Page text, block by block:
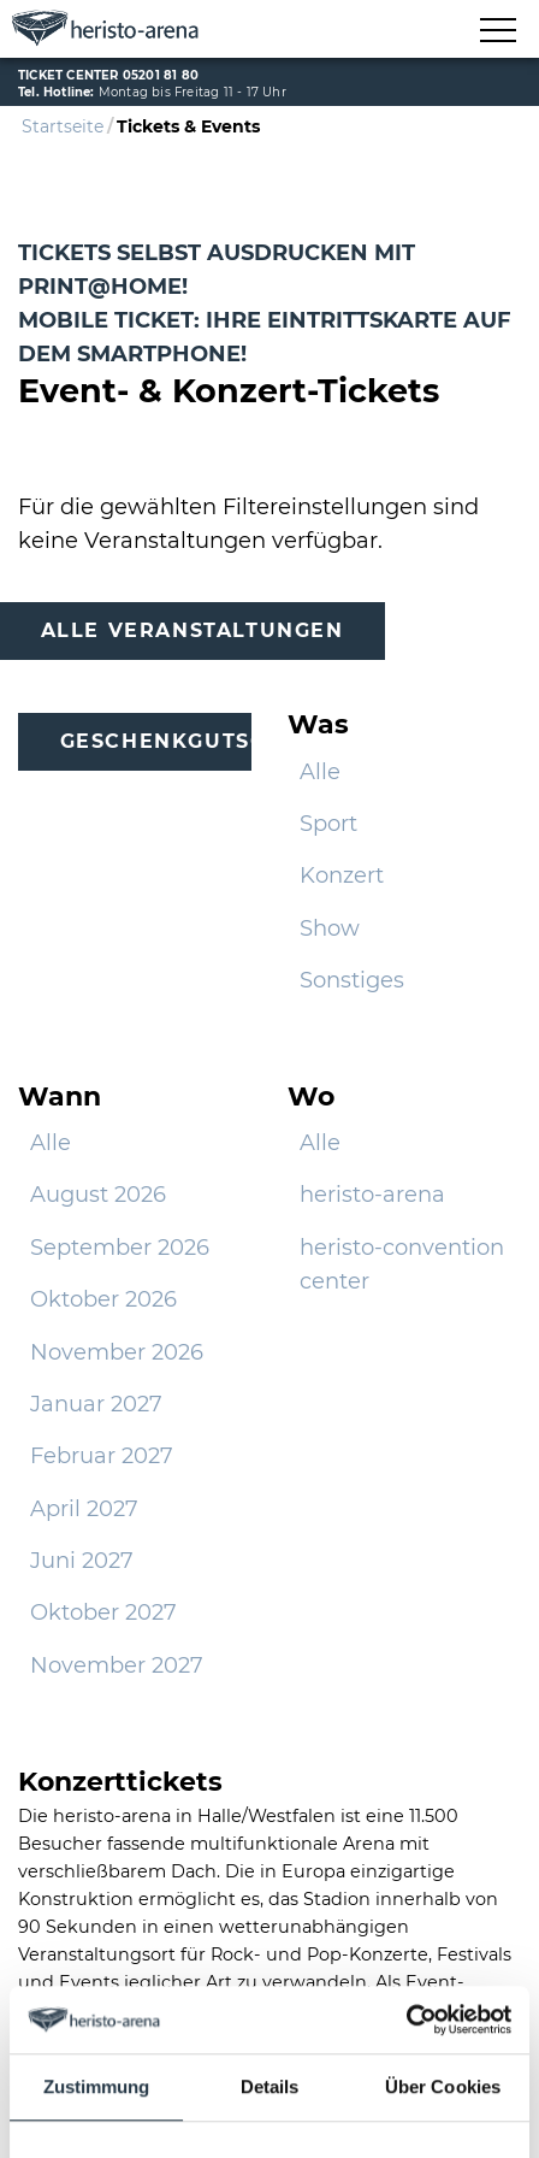
Zustimmung Details Über Cookies
TICKET CENTER 05201 81 80
Tel. Hotline: Montag bis Freitag 11 - 17 Uhr
Startseite Tickets & Events
TICKETS SELBST AUSDRUCKEN MIT
PRINT@HOME!
MOBILE TICKET: IHRE EINTRITTSKARTE AUF
DEM SMARTPHONE!
Event- & Konzert-Tickets
Für die gewählten Filtereinstellungen sind
keine Veranstaltungen verfügbar.
ALLE VERANSTALTUNGEN
GESCHENKGUTSCHEINE
Was
Alle
Sport
Konzert
Show
Sonstiges
Wann
Alle
August 2026
September 2026
Oktober 2026
November 2026
Januar 2027
Februar 2027
April 2027
Juni 2027
Oktober 2027
November 2027
Wo
Alle
heristo-arena
heristo-convention
center
Konzerttickets
Die heristo-arena in Halle/Westfalen ist eine 11.500
Besucher fassende multifunktionale Arena mit
verschließbarem Dach. Die in Europa einzigartige
Konstruktion ermöglicht es, das Stadion innerhalb von
90 Sekunden in einen wetterunabhängigen
Veranstaltungsort für Rock- und Pop-Konzerte, Festivals
und Events jeglicher Art zu verwandeln. Als Event-
Location bedient die heristo-arena Städte in
Ostwestfalen wie Bielefeld, Osnabrück, Gütersloh,
Salzuflen.